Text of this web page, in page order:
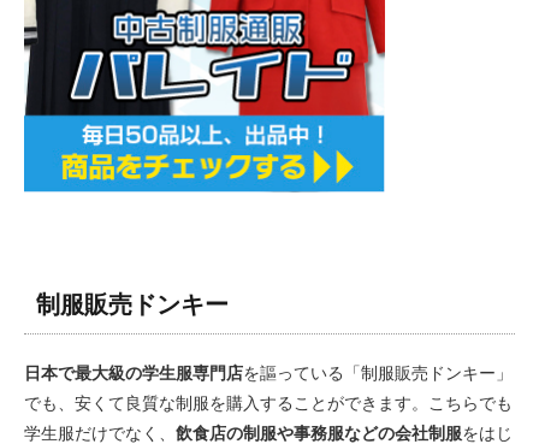
制服販売ドンキー
日本で最大級の学生服専門店を謳っている「制服販売ドンキー」
でも、安くて良質な制服を購入することができます。こちらでも
学生服だけでなく、 飲食店の制服や事務服などの会社制服をはじ